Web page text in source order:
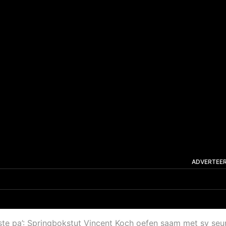
pa’: Springbokstut Vincent Koch oefen saam met sy